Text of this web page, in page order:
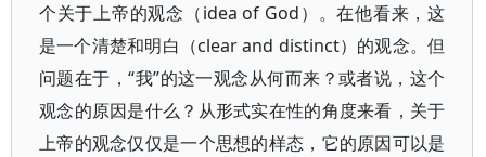
个关于上帝的观念（idea of God）。在他看来，这
是一个清楚和明白（clear and distinct）的观念。但
问题在于，“我”的这一观念从何而来？或者说，这个
观念的原因是什么？从形式实在性的角度来看，关于
上帝的观念仅仅是一个思想的样态，它的原因可以是